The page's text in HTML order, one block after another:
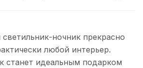
ночник прекрасно
любой интерьер.
станет идеальным подарком